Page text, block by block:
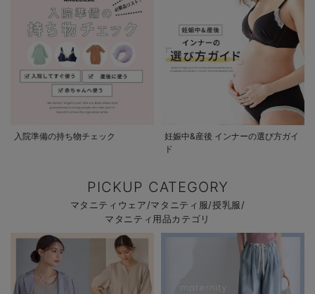
入院準備の持ち物チェック
妊娠中&産後 インナーの選び方ガイ
ド
PICKUP CATEGORY
マタニティウェア/マタニティ服/授乳服/
マタニティ用品カテゴリ